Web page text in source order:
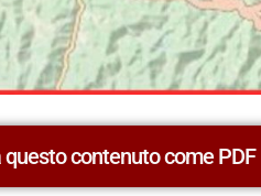
questo contenuto come PDF